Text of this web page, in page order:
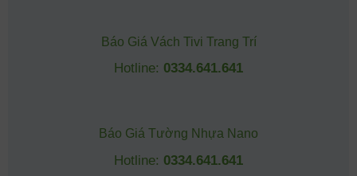
Báo Giá Vách Tivi Trang Trí
Hotline: 0334.641.641
Báo Giá Tường Nhựa Nano
Hotline: 0334.641.641